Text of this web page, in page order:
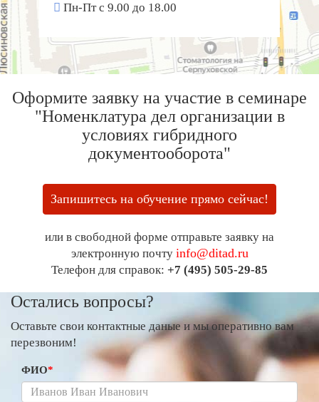
Пн-Пт с 9.00 до 18.00
Оформите заявку на участие в семинаре
"Номенклатура дел организации в
условиях гибридного
документооборота"
Запишитесь на обучение прямо сейчас!
или в свободной форме отправьте заявку на
электронную почту info@ditad.ru
Телефон для справок: +7 (495) 505-29-85
Остались вопросы?
Оставьте свои контактные даные и мы оперативно вам
перезвоним!
ФИО*